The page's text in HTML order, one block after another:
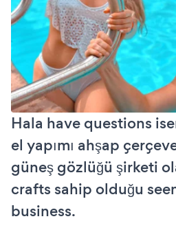
Hala have questions
el yapımı ahşap
güneş gözlüğü şirketi
crafts sahip olduğu
business.